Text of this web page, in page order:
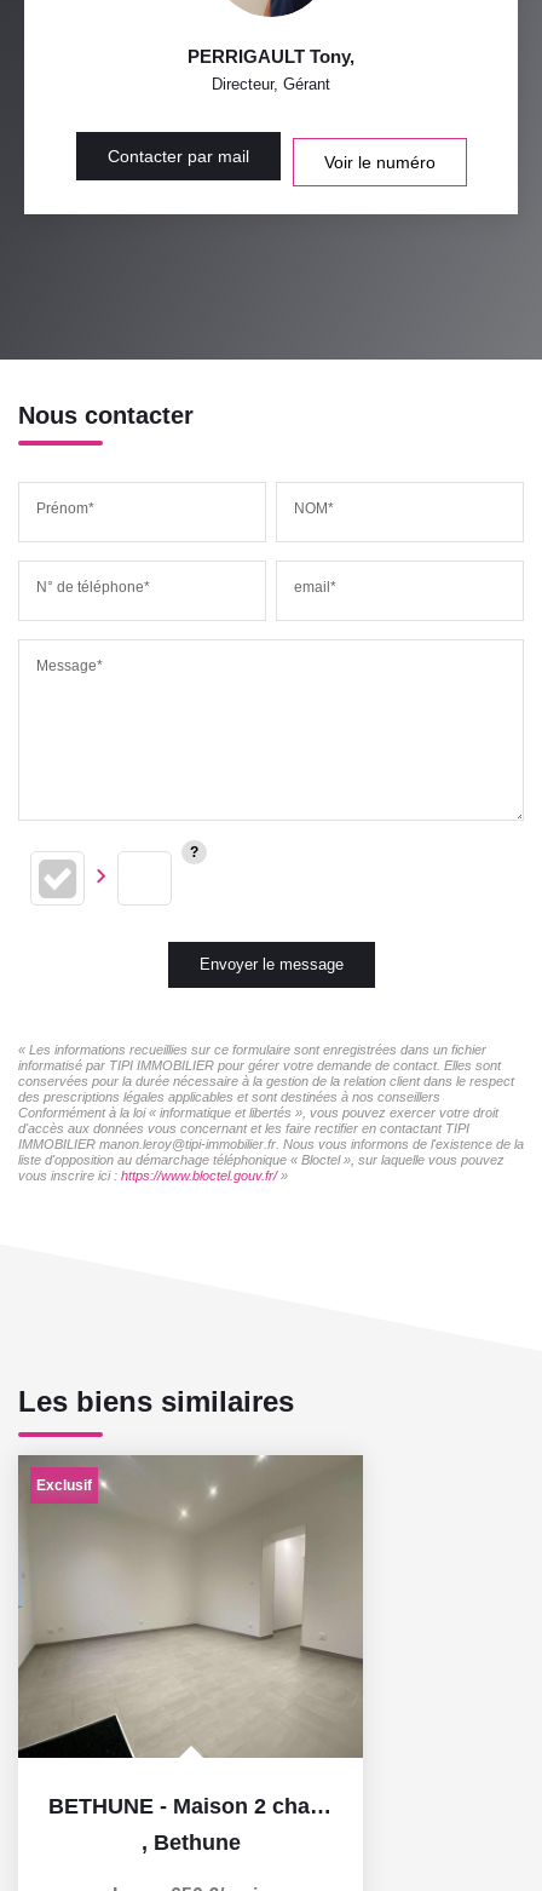
PERRIGAULT Tony,
Directeur, Gérant
Contacter par mail Voir le numéro
Nous contacter
Prénom* NOM*
N° de téléphone* email*
Message*
Envoyer le message
« Les informations recueillies sur ce formulaire sont enregistrées dans un fichier
informatisé par TIPI IMMOBILIER pour gérer votre demande de contact. Elles sont
conservées pour la durée nécessaire à la gestion de la relation client dans le respect
des prescriptions légales applicables et sont destinées à nos conseillers
Conformément à la loi « informatique et libertés », vous pouvez exercer votre droit
d'accès aux données vous concernant et les faire rectifier en contactant TIPI
IMMOBILIER manon.leroy@tipi-immobilier.fr. Nous vous informons de l'existence de la
liste d'opposition au démarchage téléphonique « Bloctel », sur laquelle vous pouvez
vous inscrire ici : https://www.bloctel.gouv.fr/»
Les biens similaires
Exclusif
BETHUNE - Maison 2 chambres avec cour rénovée à neuf située...
, Bethune